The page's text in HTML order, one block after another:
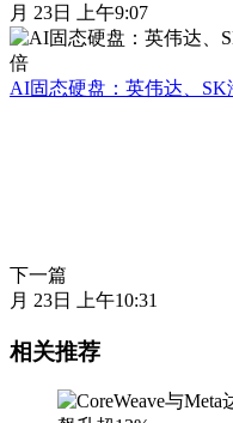
月 23日 上午9:07
AI固态硬盘：英伟达、
下一篇
月 23日 上午10:31
相关推荐